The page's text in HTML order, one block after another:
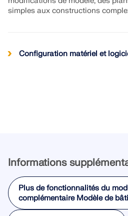
Le service en ligne Dlubal
charges de neige, des
ZONES DE CHARGE
simples aux constructions
Configuration matériel et
Informations
Plus de fonctionnalités du
complémentaire Modèle de